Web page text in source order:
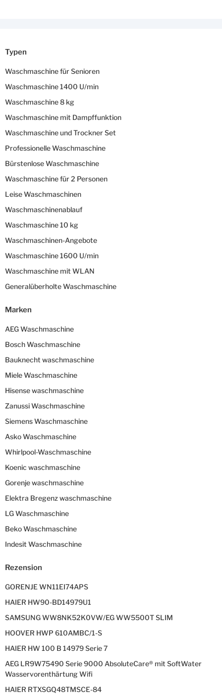
Typen
Waschmaschine für Senioren
Waschmaschine 1400 U/min
Waschmaschine 8 kg
Waschmaschine mit Dampffunktion
Waschmaschine und Trockner Set
Professionelle Waschmaschine
Bürstenlose Waschmaschine
Waschmaschine für 2 Personen
Leise Waschmaschinen
Waschmaschinenablauf
Waschmaschine 10 kg
Waschmaschinen-Angebote
Waschmaschine 1600 U/min
Waschmaschine mit WLAN
Generalüberholte Waschmaschine
Marken
AEG Waschmaschine
Bosch Waschmaschine
Bauknecht waschmaschine
Miele Waschmaschine
Hisense waschmaschine
Zanussi Waschmaschine
Siemens Waschmaschine
Asko Waschmaschine
Whirlpool-Waschmaschine
Koenic waschmaschine
Gorenje waschmaschine
Elektra Bregenz waschmaschine
LG Waschmaschine
Beko Waschmaschine
Indesit Waschmaschine
Rezension
GORENJE WN11EI74APS
HAIER HW90-BD14979U1
SAMSUNG WW8NK52K0VW/EG WW5500T SLIM
HOOVER HWP 610AMBC/1-S
HAIER HW 100 B 14979 Serie 7
AEG LR9W75490 Serie 9000 AbsoluteCare® mit SoftWater
Wasservorenthärtung Wifi
HAIER RTXSGQ48TMSCE-84